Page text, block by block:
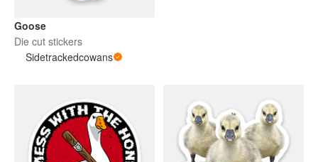
Goose
Die cut stickers
Sidetrackedcowans